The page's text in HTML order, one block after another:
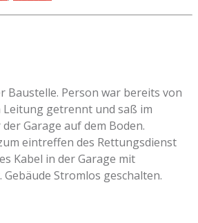
Baustelle. Person war bereits von
getrennt und saß im
Garage auf dem Boden.
eintreffen des Rettungsdienst
Kabel in der Garage mit
Stromlos geschalten.